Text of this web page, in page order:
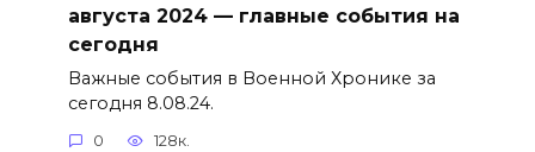
августа 2024 — главные события на
сегодня
Важные события в Военной Хронике за
сегодня 8.08.24.
0 128к.